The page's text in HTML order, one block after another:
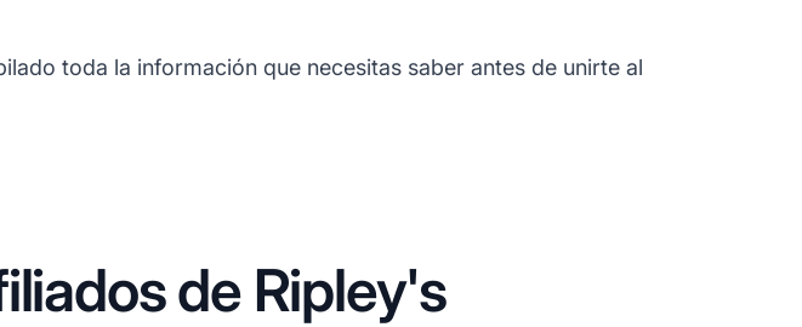
toda la información que necesitas saber antes de unirte al
de Ripley's